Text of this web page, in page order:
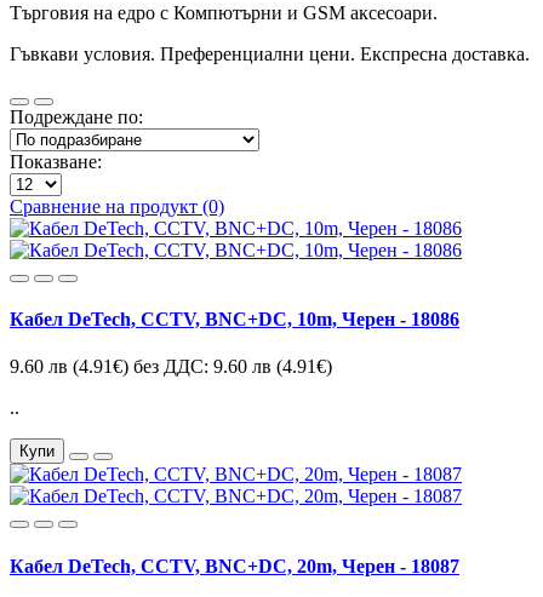
Търговия на едро с Компютърни и GSM аксесоари.
Гъвкави условия. Преференциални цени. Експресна доставка.
Подреждане по:
Показване:
Сравнение на продукт (0)
Кабел DeTech, CCTV, BNC+DC, 10m, Черен - 18086
9.60 лв (4.91€) без ДДС: 9.60 лв (4.91€)
..
Купи
Кабел DeTech, CCTV, BNC+DC, 20m, Черен - 18087